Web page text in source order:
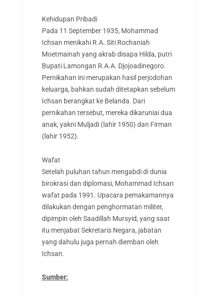
Kehidupan Pribadi
Pada 11 September 1935, Mohammad
Ichsan menikahi R.A. Siti Rochaniah
Moetmainah yang akrab disapa Hilda, putri
Bupati Lamongan R.A.A. Djojoadinegoro.
Pernikahan ini merupakan hasil perjodohan
keluarga, bahkan sudah ditetapkan sebelum
Ichsan berangkat ke Belanda. Dari
pernikahan tersebut, mereka dikaruniai dua
anak, yakni Muljadi (lahir 1950) dan Firman
(lahir 1952).
Wafat
Setelah puluhan tahun mengabdi di dunia
birokrasi dan diplomasi, Mohammad Ichsan
wafat pada 1991. Upacara pemakamannya
dilakukan dengan penghormatan militer,
dipimpin oleh Saadillah Mursyid, yang saat
itu menjabat Sekretaris Negara, jabatan
yang dahulu juga pernah diemban oleh
Ichsan.
Sumber: